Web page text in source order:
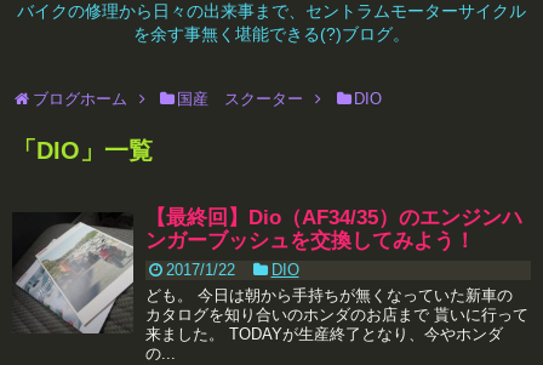
バイクの修理から日々の出来事まで、セントラムモーターサイクル
を余す事無く堪能できる(?)ブログ。
ブログホーム 国産 スクーター DIO
「 DIO 」 一覧
【最終回】Dio（AF34/35）のエンジンハ
ンガーブッシュを交換してみよう！
2017/1/22
DIO
ども。 今日は朝から手持ちが無くなっていた新車の
カタログを知り合いのホンダのお店まで 貰いに行って
来ました。 TODAYが生産終了となり、今やホンダ
の...